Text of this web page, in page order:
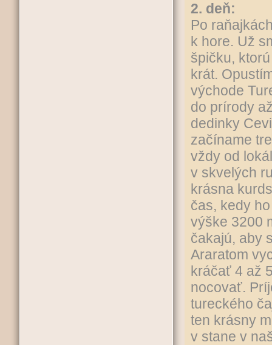
2. deň:
Po
k hore. Už
špičku,
krát.
východe
do prírody
dedinky
začíname
vždy od
v skvelých
krásna
čas, kedy
výške 3200
čakajú, aby
Araratom
kráčať 4 až
nocovať.
tureckého
ten krásny
v stane v